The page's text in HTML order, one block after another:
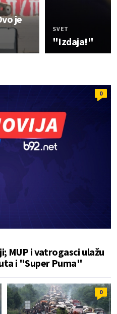
je
SVET
"Izdaja!"
0
MUP i vatrogasci ulažu
i "Super Puma"
0